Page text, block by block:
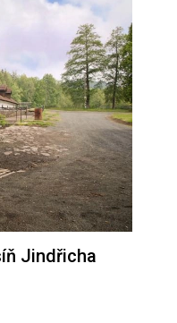
Jindřicha